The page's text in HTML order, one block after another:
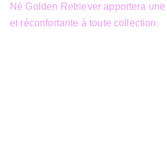
Né Golden Retriever apportera
et réconfortante à toute collection.